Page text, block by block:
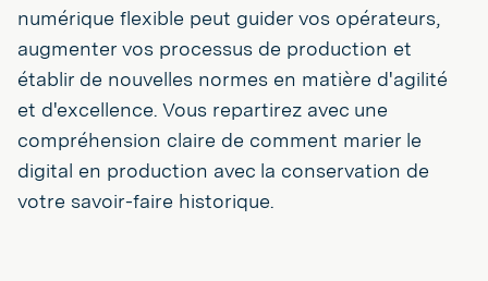
numérique flexible peut guider vos opérateurs,
augmenter vos processus de production et
établir de nouvelles normes en matière d'agilité
et d'excellence. Vous repartirez avec une
compréhension claire de comment marier le
digital en production avec la conservation de
votre savoir-faire historique.